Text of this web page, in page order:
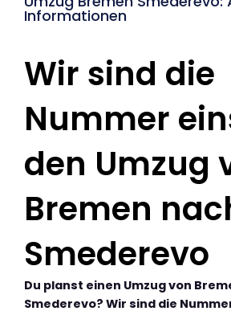
Informationen
Wir sind die
Nummer
den Umzug
Bremen
Smederevo
Du planst einen Umzug von
Smederevo? Wir sind die